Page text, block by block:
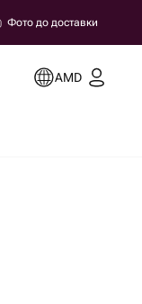
Фото до доставки
AMD